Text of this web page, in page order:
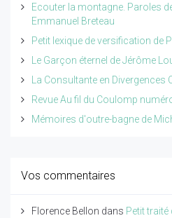
Ecouter la montagne. Paroles
Emmanuel Breteau
Petit lexique de versification de
Le Garçon éternel de Jérôme
La Consultante en Divergences
Revue Au fil du Coulomp
Mémoires d'outre-bagne de
Vos commentaires
Florence Bellon dans Petit